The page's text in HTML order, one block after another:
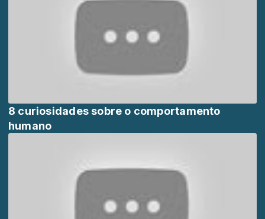
8 curiosidades sobre o comportamento
humano